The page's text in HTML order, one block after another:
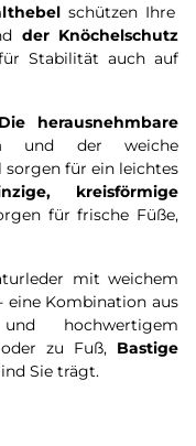
schützen Ihre
der Knöchelschutz
Stabilität auch auf
Die herausnehmbare
und der weiche
für ein leichtes
kreisförmige
für frische Füße,
mit weichem
eine Kombination aus
hochwertigem
zu Fuß, Bastige
Sie trägt.